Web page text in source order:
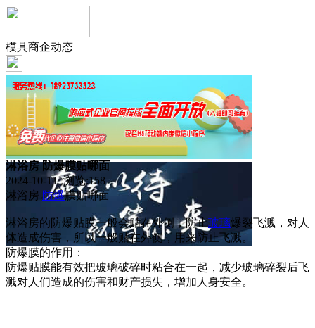
模具商企动态
淋浴房 防爆膜贴哪面
2024-10-11 浏览:158
淋浴房 防爆膜贴哪面
淋浴房的防爆贴膜一般会贴在外侧，防止玻璃爆裂飞溅，对人
体造成伤害，所以一般贴在外侧，用来防止飞溅。
防爆膜的作用：
防爆贴膜能有效把玻璃破碎时粘合在一起，减少玻璃碎裂后飞
溅对人们造成的伤害和财产损失，增加人身安全。